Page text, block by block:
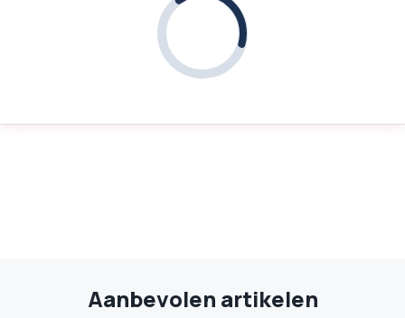
Aanbevolen artikelen